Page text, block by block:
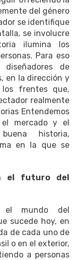
del género
se identifique
se involucre
ilumina los
Para eso
diseñadores de
en la dirección y
frentes que,
realmente
Entendemos
mercado y el
historia,
en la que se
el futuro del
el mundo del
sucede hoy, en
de cada uno de
o en el exterior,
a personas